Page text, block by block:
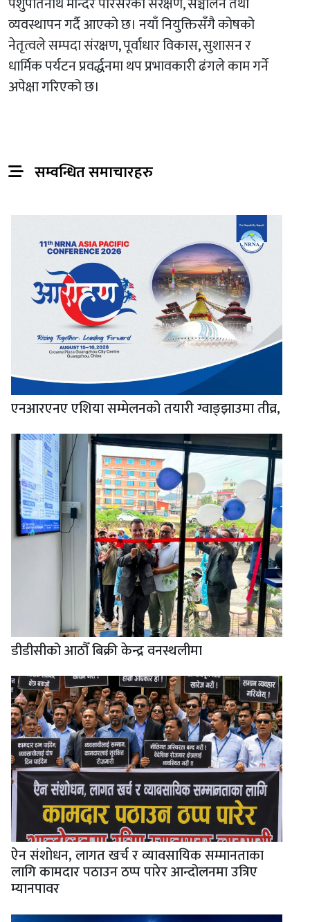
व्यवस्थापन गर्दै आएको छ। नयाँ नियुक्तिसँगै कोषको
नेतृत्वले सम्पदा संरक्षण, पूर्वाधार विकास, सुशासन र
धार्मिक पर्यटन प्रवर्द्धनमा थप प्रभावकारी ढंगले काम गर्ने
अपेक्षा गरिएको छ।
सम्वन्धित समाचारहरु
एनआरएनए एशिया सम्मेलनको तयारी ग्वाङ्झाउमा तीव्र,
डीडीसीको आठौँ बिक्री केन्द्र वनस्थलीमा
ऐन संशोधन, लागत खर्च र व्यावसायिक सम्मानताका
लागि कामदार पठाउन ठप्प पारेर आन्दोलनमा उत्रिए
म्यानपावर